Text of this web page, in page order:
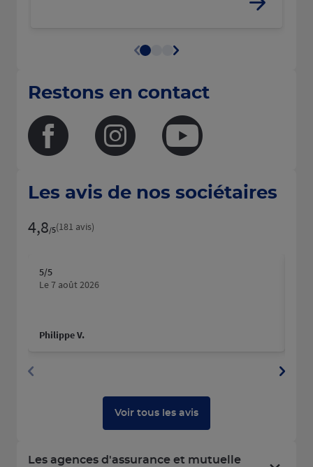
Restons en contact
Facebook Instagram Youtube
Les avis de nos sociétaires
4,8/5Note de 4.8 sur 5
(181 avis)
5/5
Le 7 août 2026
Philippe V.
Voir tous les avis
Les agences d'assurance et mutuelle